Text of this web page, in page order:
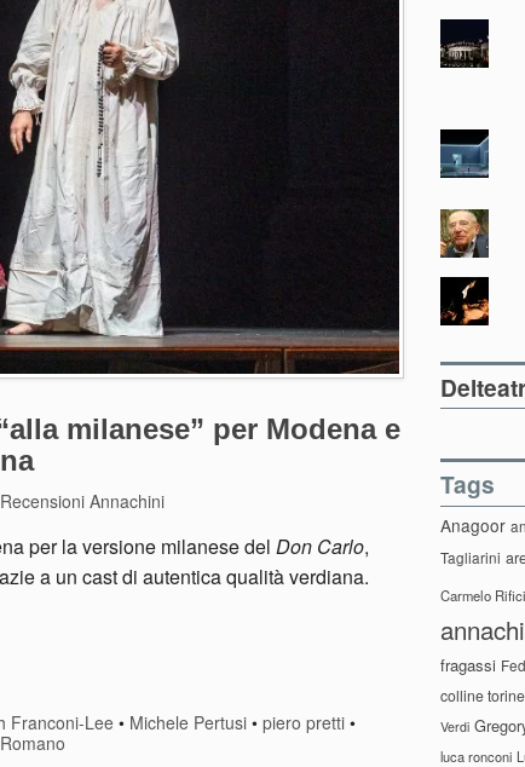
milanese” per Modena e
Recensioni Annachini
per la versione milanese del Don Carlo,
a un cast di autentica qualità verdiana.
Franconi-Lee • Michele Pertusi •piero pretti •
Tags
Anagoor
Tagliarini
Carmelo Rifici
fragassi
colline
Verdi
luca ronconi